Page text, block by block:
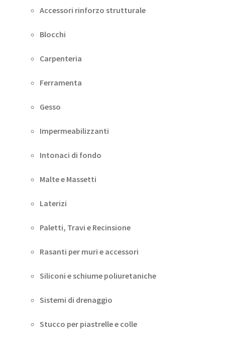
Accessori rinforzo strutturale
Blocchi
Carpenteria
Ferramenta
Gesso
Impermeabilizzanti
Intonaci di fondo
Malte e Massetti
Laterizi
Paletti, Travi e Recinsione
Rasanti per muri e accessori
Siliconi e schiume poliuretaniche
Sistemi di drenaggio
Stucco per piastrelle e colle